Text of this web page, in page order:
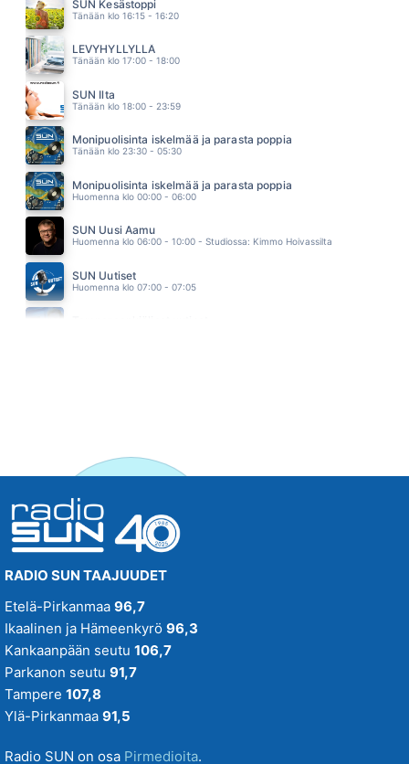
ROBBIE WILLIAMS
07.25
JANNA
07.19
AKI SAMULI
07.10
SUN Kesästoppi
Tänään klo 16:15 - 16:20
LEVYHYLLYLLÄ
Tänään klo 17:00 - 18:00
SUN Ilta
Tänään klo 18:00 - 23:59
Monipuolisinta iskelmää ja parasta poppia
Tänään klo 23:30 - 05:30
Monipuolisinta iskelmää ja parasta poppia
Huomenna klo 00:00 - 06:00
SUN Uusi Aamu
Huomenna klo 06:00 - 10:00 - Studiossa: Kimmo Hoivassilta
SUN Uutiset
Huomenna klo 07:00 - 07:05
RADIO SUN TAAJUUDET
Etelä-Pirkanmaa 96,7
Ikaalinen ja Hämeenkyrö 96,3
Kankaanpään seutu 106,7
Parkanon seutu 91,7
Tampere 107,8
Ylä-Pirkanmaa 91,5
Radio SUN on osa Pirmedioita.